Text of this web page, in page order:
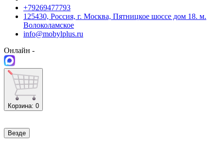
+79269477793
125430, Россия, г. Москва, Пятницкое шоссе дом 18. м.
Волоколамское
info@mobylplus.ru
Онлайн -
Корзина: 0
Везде